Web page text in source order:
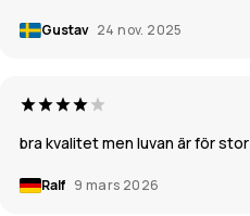
Gustav 24 nov. 2025
bra kvalitet men luvan är för stor
Ralf 9 mars 2026